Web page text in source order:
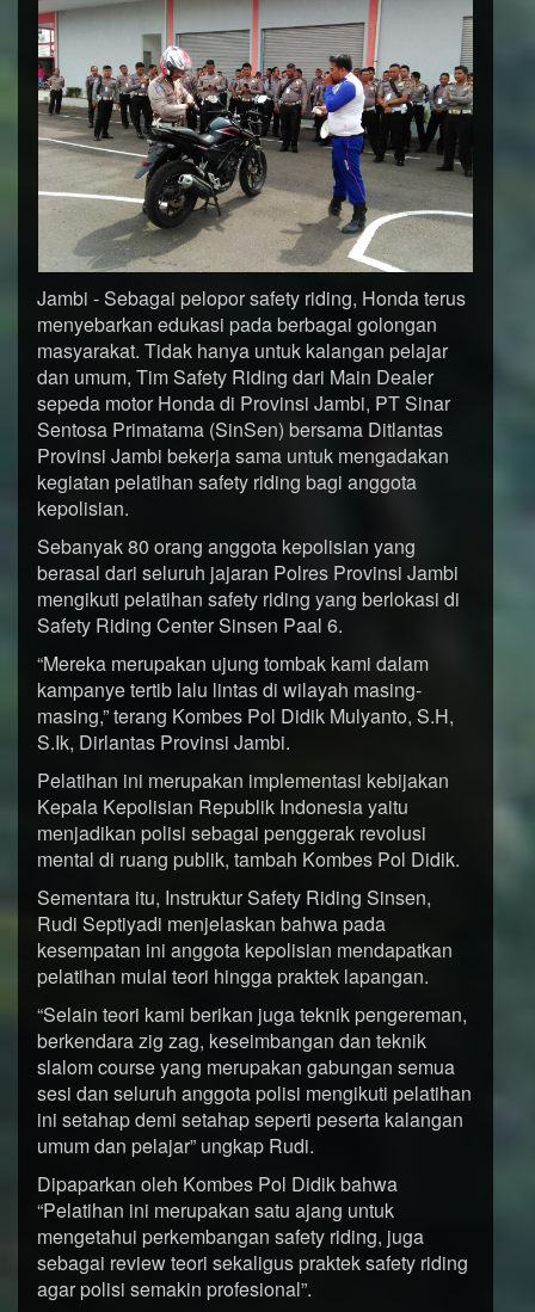
Jambi - Sebagai pelopor safety riding, Honda terus
menyebarkan edukasi pada berbagai golongan
masyarakat. Tidak hanya untuk kalangan pelajar
dan umum, Tim Safety Riding dari Main Dealer
sepeda motor Honda di Provinsi Jambi, PT Sinar
Sentosa Primatama (SinSen) bersama Ditlantas
Provinsi Jambi bekerja sama untuk mengadakan
kegiatan pelatihan safety riding bagi anggota
kepolisian.
Sebanyak 80 orang anggota kepolisian yang
berasal dari seluruh jajaran Polres Provinsi Jambi
mengikuti pelatihan safety riding yang berlokasi di
Safety Riding Center Sinsen Paal 6.
“Mereka merupakan ujung tombak kami dalam
kampanye tertib lalu lintas di wilayah masing-
masing,” terang Kombes Pol Didik Mulyanto, S.H,
S.Ik, Dirlantas Provinsi Jambi.
Pelatihan ini merupakan implementasi kebijakan
Kepala Kepolisian Republik Indonesia yaitu
menjadikan polisi sebagai penggerak revolusi
mental di ruang publik, tambah Kombes Pol Didik.
Sementara itu, Instruktur Safety Riding Sinsen,
Rudi Septiyadi menjelaskan bahwa pada
kesempatan ini anggota kepolisian mendapatkan
pelatihan mulai teori hingga praktek lapangan.
“Selain teori kami berikan juga teknik pengereman,
berkendara zig zag, keseimbangan dan teknik
slalom course yang merupakan gabungan semua
sesi dan seluruh anggota polisi mengikuti pelatihan
ini setahap demi setahap seperti peserta kalangan
umum dan pelajar” ungkap Rudi.
Dipaparkan oleh Kombes Pol Didik bahwa
“Pelatihan ini merupakan satu ajang untuk
mengetahui perkembangan safety riding, juga
sebagai review teori sekaligus praktek safety riding
agar polisi semakin profesional”.